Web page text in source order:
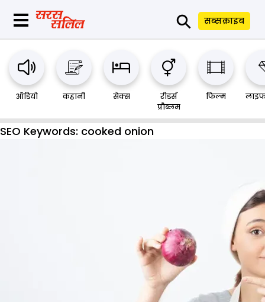
⚲ सब्सक्राइब
ऑडियो कहानी सेक्स
रीडर्स
प्रौब्लम
फिल्म
SEO Keywords: cooked onion